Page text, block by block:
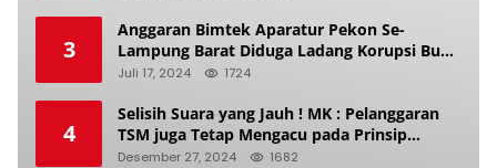
3
Anggaran Bimtek Aparatur Pekon Se-
Lampung Barat Diduga Ladang Korupsi Buat
Makan Anak Istri
Juli 17, 2024 1724
4
Selisih Suara yang Jauh ! MK : Pelanggaran
TSM juga Tetap Mengacu pada Prinsip
Keadilan Pemilu
Desember 27, 2024 1682